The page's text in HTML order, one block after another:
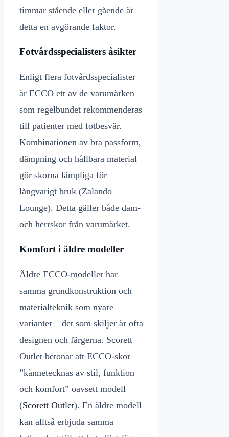
timmar stående eller gående är
detta en avgörande faktor.
Fotvårdsspecialisters åsikter
Enligt flera fotvårdsspecialister
är ECCO ett av de varumärken
som regelbundet rekommenderas
till patienter med fotbesvär.
Kombinationen av bra passform,
dämpning och hållbara material
gör skorna lämpliga för
långvarigt bruk (Zalando
Lounge). Detta gäller både dam-
och herrskor från varumärket.
Komfort i äldre modeller
Äldre ECCO-modeller har
samma grundkonstruktion och
materialteknik som nyare
varianter – det som skiljer är ofta
designen och färgerna. Scorett
Outlet betonar att ECCO-skor
”kännetecknas av stil, funktion
och komfort” oavsett modell
(Scorett Outlet). En äldre modell
kan alltså erbjuda samma